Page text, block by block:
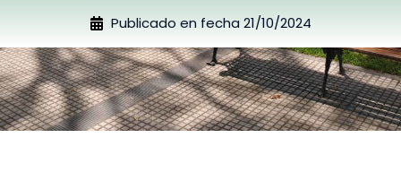
Publicado en fecha 21/10/2024